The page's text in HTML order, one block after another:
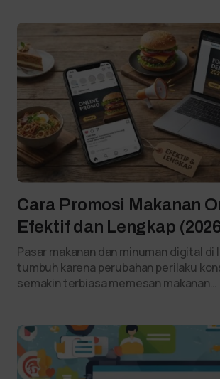
Cara Promosi Makanan
Efektif dan Lengkap
Pasar makanan dan minuman digital
tumbuh karena perubahan perilaku
semakin terbiasa memesan makanan…